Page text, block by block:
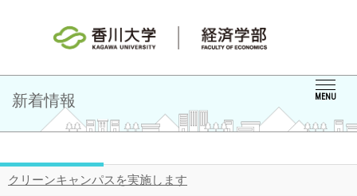
MENU
新着情報
クリーンキャンパスを実施します